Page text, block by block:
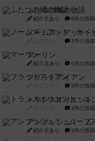
ふたつの城の物語
紹介文あり 6件の投稿
ノームズ・アット・
1件の投稿
マーリン
紹介文あり 6件の投稿
フラットアイアン
2件の投稿
トランスオリエント
1件の投稿
アンブッシュ！：ム
紹介文あり 1件の投稿